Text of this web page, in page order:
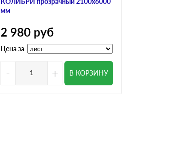
мм
2 980 руб
Цена за
- + В КОРЗИНУ